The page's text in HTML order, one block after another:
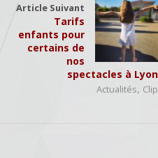
Article Suivant
Tarifs
enfants pour
certains de
nos
spectacles à Lyon
Actualités, Clip